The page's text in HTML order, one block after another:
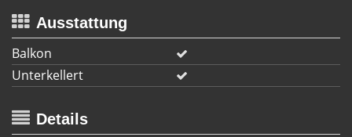
Ausstattung
Balkon
Unterkellert
Details